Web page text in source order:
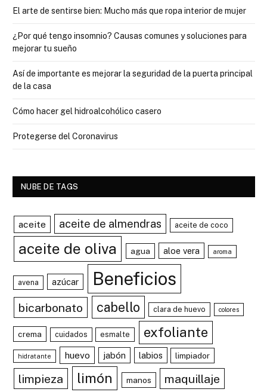
El arte de sentirse bien: Mucho más que ropa interior de mujer
¿Por qué tengo insomnio? Causas comunes y soluciones para
mejorar tu sueño
Así de importante es mejorar la seguridad de la puerta principal
de la casa
Cómo hacer gel hidroalcohólico casero
Protegerse del Coronavirus
NUBE DE TAGS
aceite aceite de almendras aceite de coco
aceite de oliva agua aloe vera aroma
avena azúcar Beneficios
bicarbonato cabello clara de huevo colores
crema cuidados esmalte exfoliante
hidratante huevo jabón labios limpiador
limpieza limón manos maquillaje